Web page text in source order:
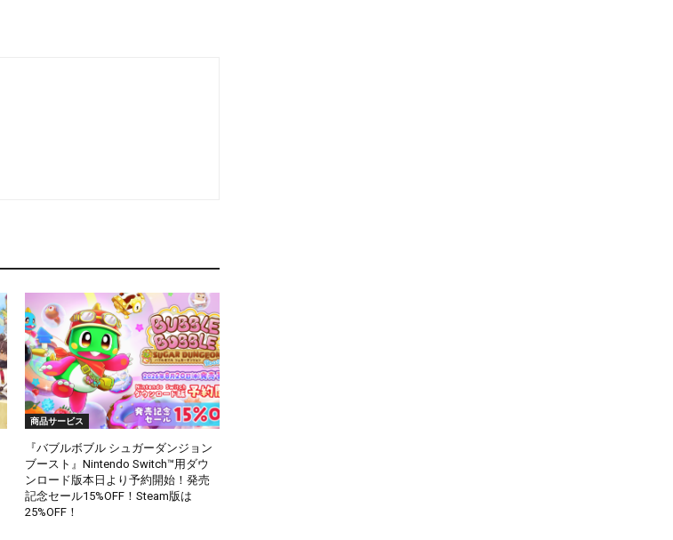
商品サービス
『バブルボブル シュガーダンジョン
ブースト』Nintendo Switch™用ダウ
ンロード版本日より予約開始！発売
記念セール15%OFF！Steam版は
25%OFF！